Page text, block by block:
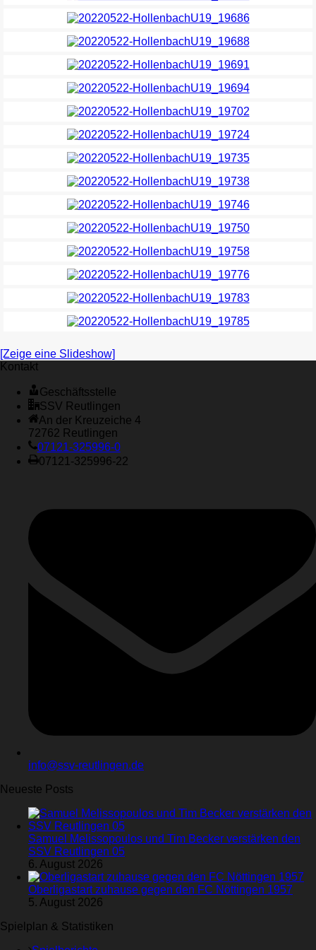
[Zeige eine Slideshow]
Kontakt
Geschäftsstelle
SSV Reutlingen
An der Kreuzeiche 4
72762 Reutlingen
07121-325996-0
07121-325996-22
info@ssv-reutlingen.de
Neueste Posts
Samuel Melissopoulos und Tim Becker verstärken den
SSV Reutlingen 05
6. August 2026
Oberligastart zuhause gegen den FC Nöttingen 1957
5. August 2026
Spielplan & Statistiken